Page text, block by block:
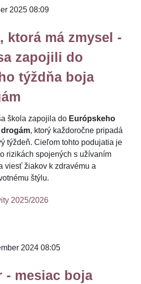
2025 08:09
ktorá má zmysel -
zapojili do
týždňa boja
škola zapojila do Európskeho
, ktorý každoročne pripadá
týždeň. Cieľom tohto podujatia je
rizikách spojených s užívaním
viesť žiakov k zdravému a
štýlu.
2025/2026
2024 08:05
- mesiac boja